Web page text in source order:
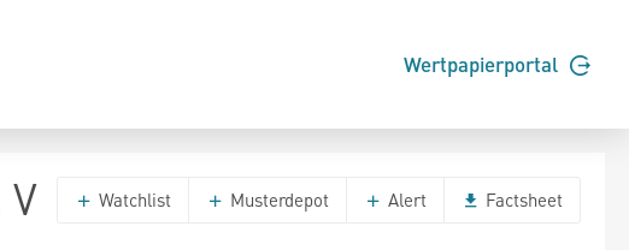
Wertpapierportal
Watchlist Musterdepot Alert Factsheet